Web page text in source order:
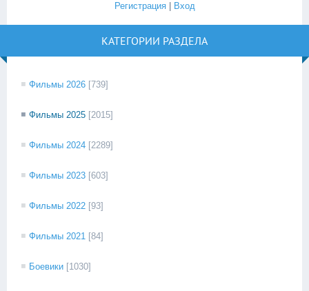
Регистрация| Вход
КАТЕГОРИИ РАЗДЕЛА
Фильмы 2026 [739]
Фильмы 2025 [2015]
Фильмы 2024 [2289]
Фильмы 2023 [603]
Фильмы 2022 [93]
Фильмы 2021 [84]
Боевики [1030]